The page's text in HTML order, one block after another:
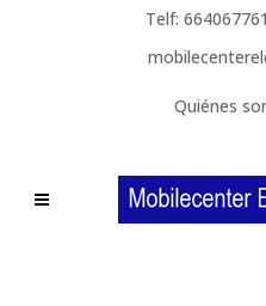
Telf:
Quiénes